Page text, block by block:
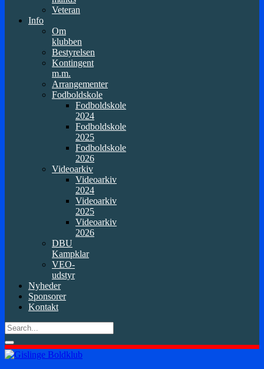
Veteran
Info
Om
klubben
Bestyrelsen
Kontingent
m.m.
Arrangementer
Fodboldskole
Fodboldskole
2024
Fodboldskole
2025
Fodboldskole
2026
Videoarkiv
Videoarkiv
2024
Videoarkiv
2025
Videoarkiv
2026
DBU
Kampklar
VEO-
udstyr
Nyheder
Sponsorer
Kontakt